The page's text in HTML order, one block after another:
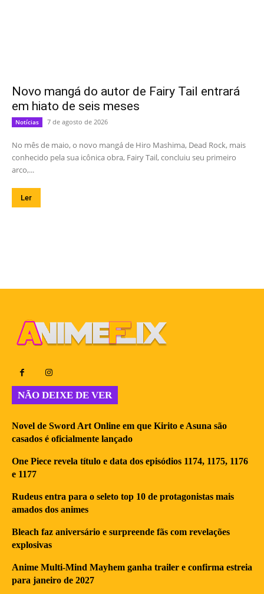
Novo mangá do autor de Fairy Tail entrará
em hiato de seis meses
Notícias 7 de agosto de 2026
No mês de maio, o novo mangá de Hiro Mashima, Dead Rock, mais
conhecido pela sua icônica obra, Fairy Tail, concluiu seu primeiro
arco,...
Ler
NÃO DEIXE DE VER
Novel de Sword Art Online em que Kirito e Asuna são
casados é oficialmente lançado
One Piece revela título e data dos episódios 1174, 1175, 1176
e 1177
Rudeus entra para o seleto top 10 de protagonistas mais
amados dos animes
Bleach faz aniversário e surpreende fãs com revelações
explosivas
Anime Multi-Mind Mayhem ganha trailer e confirma estreia
para janeiro de 2027